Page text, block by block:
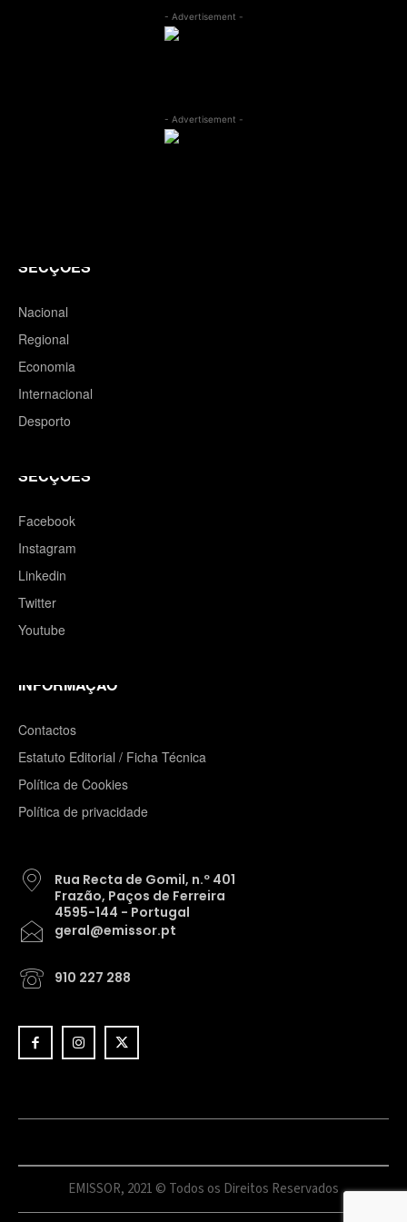
- Advertisement -
- Advertisement -
SECÇÕES
Nacional
Regional
Economia
Internacional
Desporto
SECÇÕES
Facebook
Instagram
Linkedin
Twitter
Youtube
INFORMAÇÃO
Contactos
Estatuto Editorial / Ficha Técnica
Política de Cookies
Política de privacidade
Rua Recta de Gomil, n.º 401
Frazão, Paços de Ferreira
4595-144 - Portugal
geral@emissor.pt
910 227 288
EMISSOR, 2021 © Todos os Direitos Reservados